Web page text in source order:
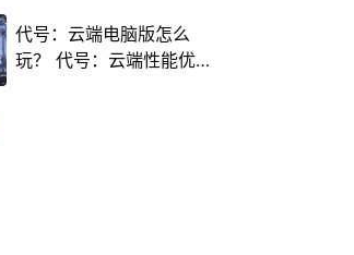
代号：云端电脑版怎么
玩？ 代号：云端性能优